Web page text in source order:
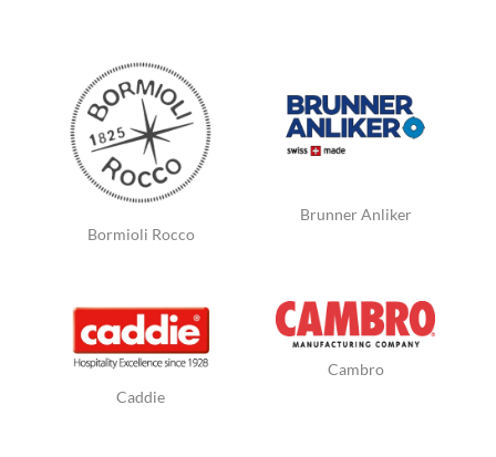
Bormioli Rocco
Brunner Anliker
Caddie
Cambro